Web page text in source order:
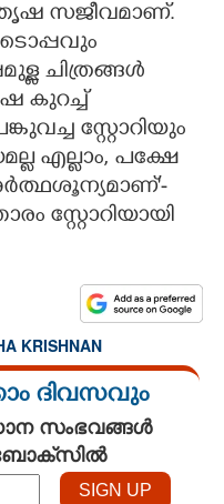
സജീവമാണ്.
ചിത്രങ്ങൾ
കുറച്ച്
സ്റ്റോറിയും
എല്ലാം, പക്ഷേ
സ്റ്റോറിയായി
KRISHNAN
ദിവസവും
സംഭവങ്ങൾ